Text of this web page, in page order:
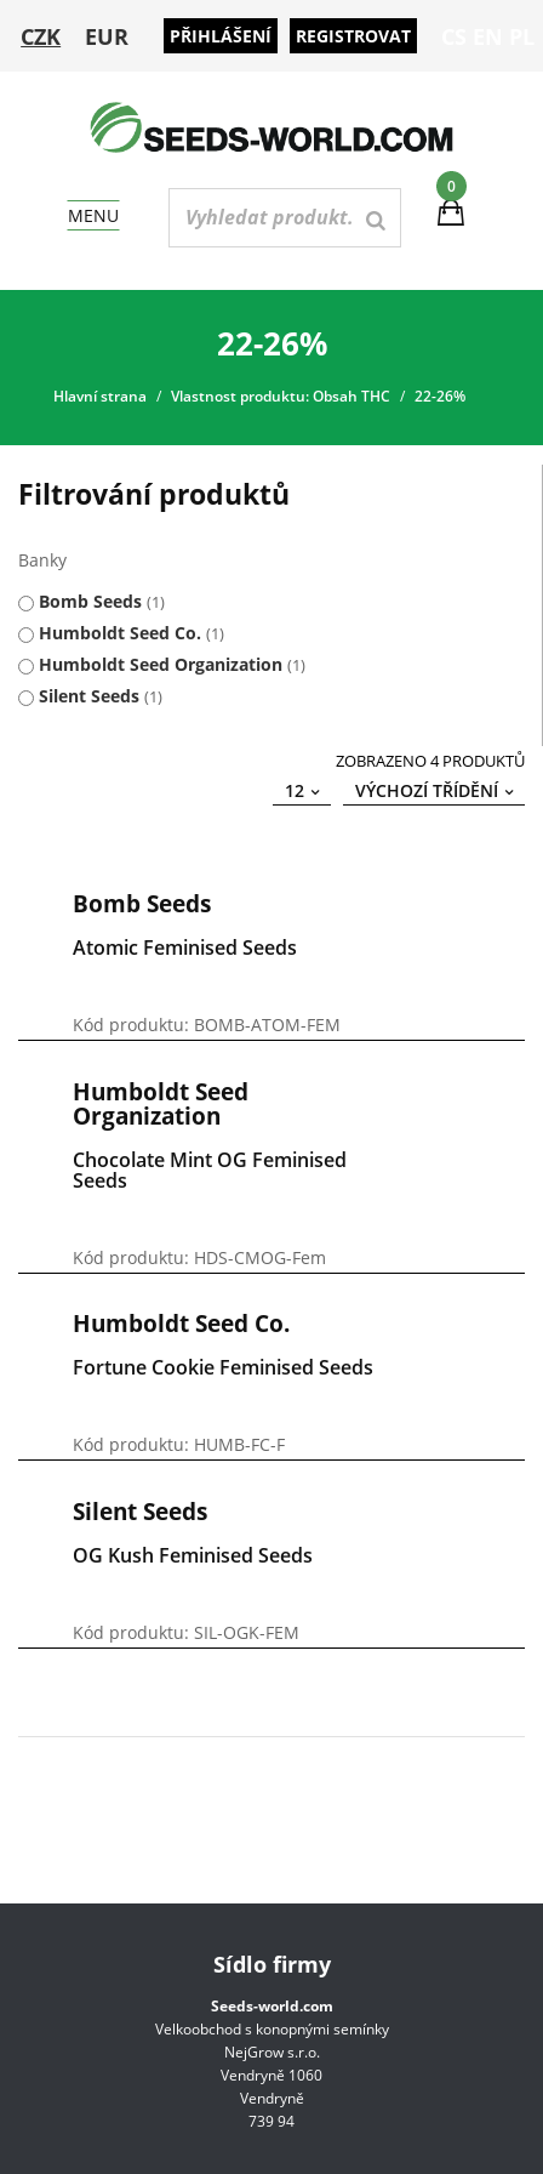
CZK EUR PŘIHLÁŠENÍ REGISTROVAT
0
MENU
22-26%
Hlavní strana Vlastnost produktu: Obsah THC 22-26%
Filtrování produktů
Banky
Bomb Seeds 1
Humboldt Seed Co. 1
Humboldt Seed Organization 1
Silent Seeds 1
ZOBRAZENO 4 PRODUKTŮ
VÝCHOZÍ TŘÍDĚNÍ
12
Bomb Seeds
Atomic Feminised Seeds
Kód produktu: BOMB-ATOM-FEM
Humboldt Seed
Organization
Chocolate Mint OG Feminised
Seeds
Kód produktu: HDS-CMOG-Fem
Humboldt Seed Co.
Fortune Cookie Feminised Seeds
Kód produktu: HUMB-FC-F
Silent Seeds
OG Kush Feminised Seeds
Kód produktu: SIL-OGK-FEM
Sídlo firmy
Seeds-world.com
Velkoobchod s konopnými semínky
NejGrow s.r.o.
Vendryně 1060
Vendryně
739 94